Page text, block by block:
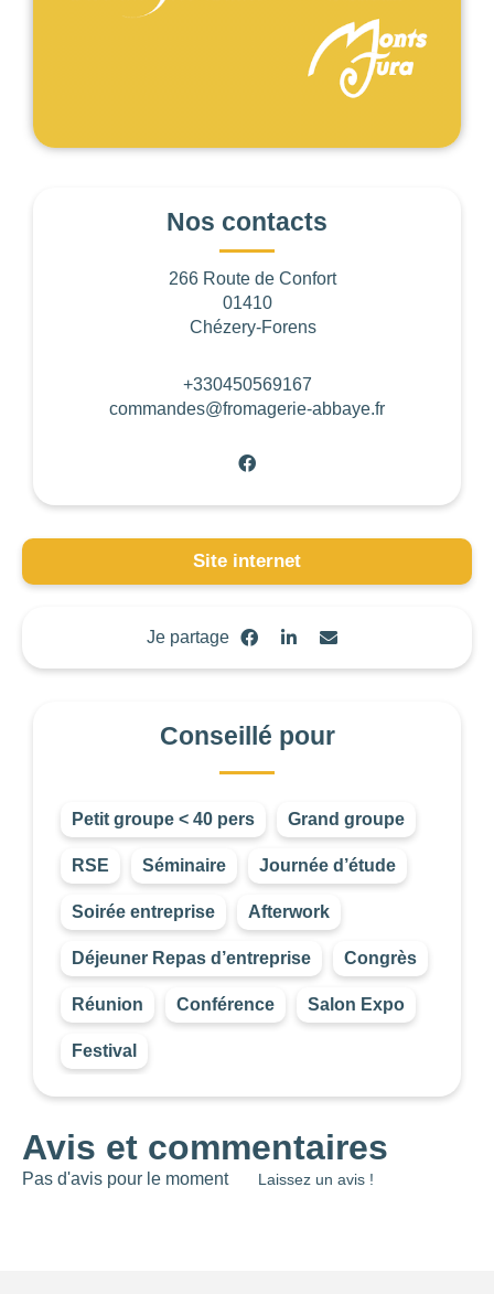
Nos contacts
266 Route de Confort
01410
Chézery-Forens
+330450569167
commandes@fromagerie-abbaye.fr
Site internet
Je partage
Conseillé pour
Petit groupe < 40 pers Grand groupe
RSE Séminaire Journée d’étude
Soirée entreprise Afterwork
Déjeuner Repas d’entreprise Congrès
Réunion Conférence Salon Expo
Festival
Avis et commentaires
Pas d'avis pour le moment Laissez un avis !
BUDGET PAR PERSONNE
NOMBRE DE PERSONNES
Choisir
Les
filtres.
BUDGET PAR
PERSONNE
0—768
NOTE
NOMBRE DE